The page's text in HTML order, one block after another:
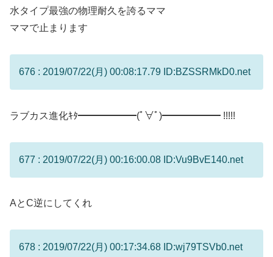
水タイプ最強の物理耐久を誇るママ
ママで止まります
676 : 2019/07/22(月) 00:08:17.79 ID:BZSSRMkD0.net
ラブカス進化ｷﾀ━━━━━━(ﾟ∀ﾟ)━━━━━━ !!!!!
677 : 2019/07/22(月) 00:16:00.08 ID:Vu9BvE140.net
AとC逆にしてくれ
678 : 2019/07/22(月) 00:17:34.68 ID:wj79TSVb0.net